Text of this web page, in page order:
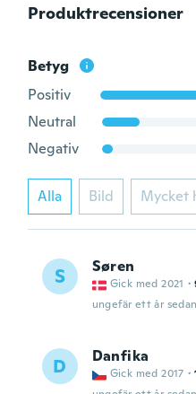
Produktrecensioner
Betyg
Positiv
Neutral
Negativ
Alla Bild Mycket
S Søren
Gick med 2021 ·
ungefär ett år sedan
D Danfika
Gick med 2017 ·